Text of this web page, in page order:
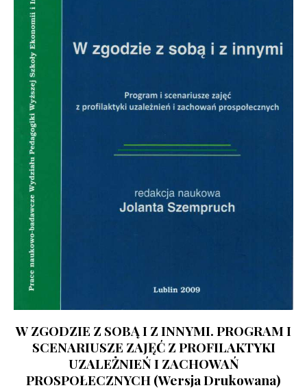
W ZGODZIE Z SOBĄ I Z INNYMI. PROGRAM I
SCENARIUSZE ZAJĘĆ Z PROFILAKTYKI
UZALEŻNIEŃ I ZACHOWAŃ
PROSPOŁECZNYCH (wersja Drukowana)